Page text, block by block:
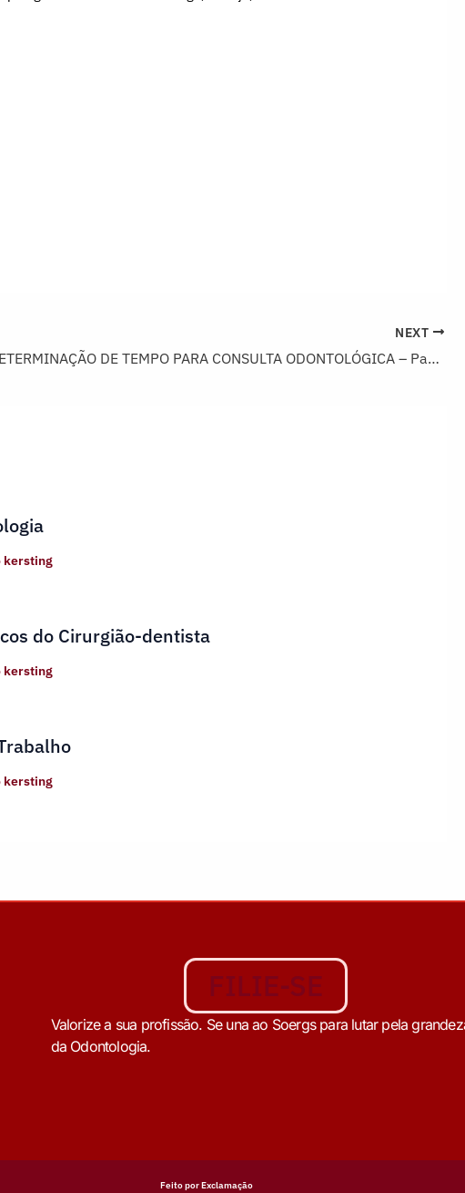
NEXT
DETERMINAÇÃO DE TEMPO PARA CONSULTA ODONTOLÓGICA – Parecer Técnico
kersting
do Cirurgião-dentista
kersting
kersting
FILIE-SE
Valorize a sua profissão. Se una ao Soergs para lutar pela
da Odontologia.
Feito por Exclamação